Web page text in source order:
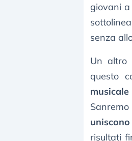
giovani
senza
Un altro
questo
musicale
risultati